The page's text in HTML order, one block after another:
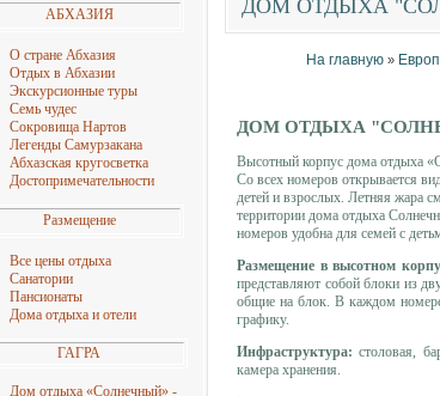
АБХАЗИЯ
О стране Абхазия
Отдых в Абхазии
Экскурсионные туры
Семь чудес
Сокровища Нартов
Легенды Самурзакана
Абхазская кругосветка
Достопримечательности
Размещение
Все цены отдыха
Санатории
Пансионаты
Дома отдыха и отели
ГАГРА
Дом отдыха «Солнечный» -
ДОМ ОТДЫХА
На главную »
ДОМ ОТДЫХА
Высотный корпус дома отдыха
Со всех номеров открывается
детей и взрослых. Летняя жара
территории дома отдыха
номеров удобна для семей с
Размещение в высотном
представляют собой блоки из
общие на блок. В каждом
графику.
Инфраструктура: столовая,
камера хранения.